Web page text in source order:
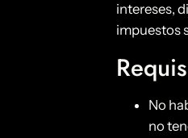
intereses,
impuestos
No
no